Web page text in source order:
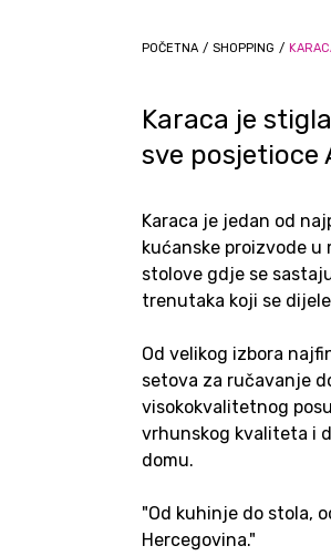
POČETNA / SHOPPING /
Karaca je
sve posjetioce
Karaca je jedan od
kućanske proizvode u
stolove gdje se
trenutaka koji se
Od velikog izbora
setova za ručavanje
visokokvalitetnog
vrhunskog kvaliteta i
domu.
"Od kuhinje do stola,
Hercegovina."